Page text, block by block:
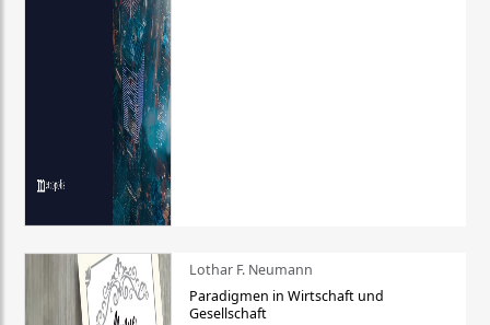
Lothar F. Neumann
Paradigmen in Wirtschaft und
Gesellschaft